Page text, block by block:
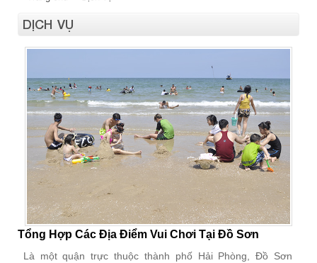
DỊCH VỤ
Tổng Hợp Các Địa Điểm Vui Chơi Tại Đồ Sơn
Là một quận trực thuộc thành phố Hải Phòng, Đồ Sơn